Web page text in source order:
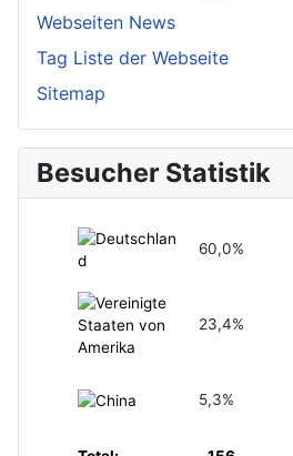
Webseiten News
Tag Liste der Webseite
Sitemap
Besucher Statistik
60,0%
23,4%
5,3%